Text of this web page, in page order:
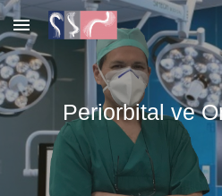
Skip to main content
Periorbital ve